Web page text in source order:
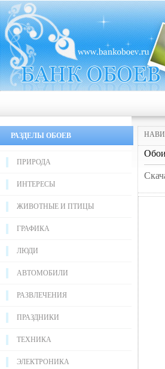
РАЗДЕЛЫ ОБОЕВ
ПРИРОДА
ИНТЕРЕСЫ
ЖИВОТНЫЕ И ПТИЦЫ
ГРАФИКА
ЛЮДИ
АВТОМОБИЛИ
РАЗВЛЕЧЕНИЯ
ПРАЗДНИКИ
ТЕХНИКА
ЭЛЕКТРОНИКА